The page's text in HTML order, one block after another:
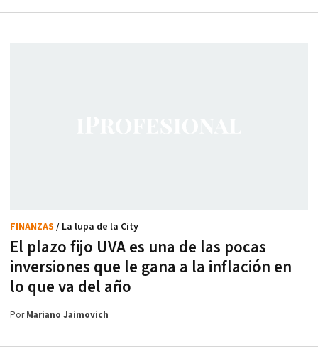
El plazo fijo UVA es una de las pocas
inversiones que le gana a la inflación en
lo que va del año
FINANZAS / La lupa de la City
PorMariano Jaimovich